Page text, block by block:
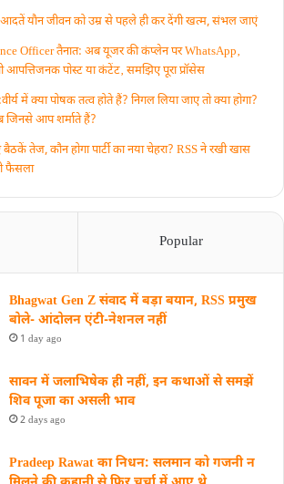
याैन जीवन को उम्र से पहले ही कर देंगी खत्म, संभल जाएं
Officer तैनात: अब यूजर की कंप्लेन पर WhatsApp‚
आपत्तिजनक पोस्ट या कंटेंट‚ समझिए पूरा प्रॉसेस
में क्या पोषक तत्व होते हैं? निगल लिया जाए तो क्या होगा?
जिनसे आप शर्माते हैं?
तेज, कौन होगा पार्टी का नया चेहरा? RSS ने रखी खास
फैसला
Popular
Bhagwat Gen Z संवाद में बड़ा बयान, RSS प्रमुख
बोले- आंदोलन एंटी-नेशनल नहीं
1 day ago
सावन में जलाभिषेक ही नहीं, इन कथाओं से समझें
शिव पूजा का असली भाव
2 days ago
Pradeep Rawat का निधन: सलमान को गजनी न